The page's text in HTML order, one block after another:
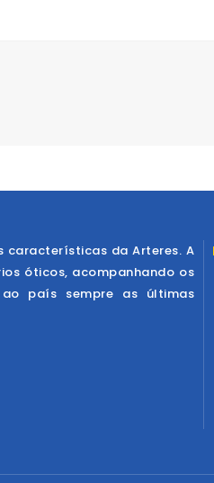
características da Arteres. A
óticos, acompanhando os
país sempre as últimas